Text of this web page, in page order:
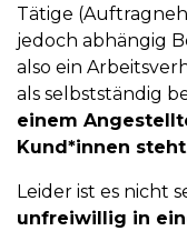
Tätige
jedoch abhängig
also ein
als selbstständig
einem
Kund*innen steht
Leider ist es nicht
unfreiwillig in